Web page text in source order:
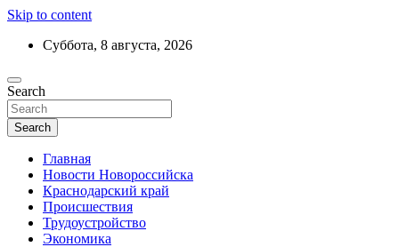
Skip to content
Суббота, 8 августа, 2026
Актуальные новости Новороссийска и
Краснодарского края
Ежедневный дайджест событий региона
Search
Search
Главная
Новости Новороссийска
Краснодарский край
Происшествия
Трудоустройство
Экономика